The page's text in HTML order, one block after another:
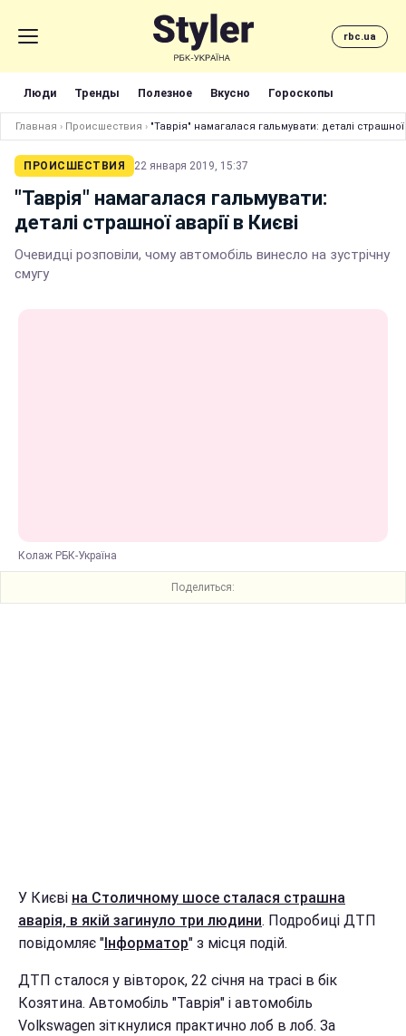
rbc.ua
Люди Тренды Полезное Вкусно Гороскопы
Главная › Происшествия › "Таврія" намагалася гальмувати: деталі страшної
ПРОИСШЕСТВИЯ 22 января 2019, 15:37
"Таврія" намагалася гальмувати:
деталі страшної аварії в Києві
Очевидці розповіли, чому автомобіль винесло на зустрічну
смугу
Колаж РБК-Україна
Поделиться:
У Києві на Столичному шосе сталася страшна
аварія, в якій загинуло три людини. Подробиці ДТП
повідомляє " Інформатор" з місця подій.
ДТП сталося у вівторок, 22 січня на трасі в бік
Козятина. Автомобіль "Таврія" і автомобіль
Volkswagen зіткнулися практично лоб в лоб. За